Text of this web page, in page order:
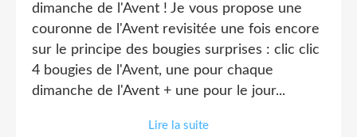
dimanche de l'Avent ! Je vous propose une
couronne de l'Avent revisitée une fois encore
sur le principe des bougies surprises : clic clic
4 bougies de l'Avent, une pour chaque
dimanche de l'Avent + une pour le jour...
Lire la suite